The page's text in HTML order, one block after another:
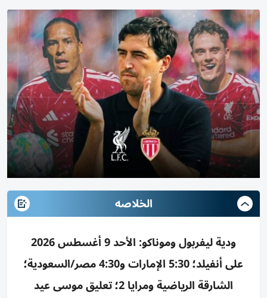
الخلاصه
ودية ليفربول وموناكو: الأحد 9 أغسطس 2026
على أنفيلد؛ 5:30 الإمارات و4:30 مصر/السعودية؛
الشارقة الرياضية ومرايا 2؛ تعليق موسى عيد